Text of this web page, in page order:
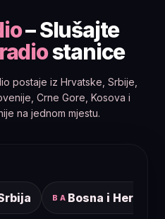
– Slušajte
radiostanice
postaje iz Hrvatske, Srbije,
Crne Gore, Kosova i
na jednom mjestu.
BA Bosna i